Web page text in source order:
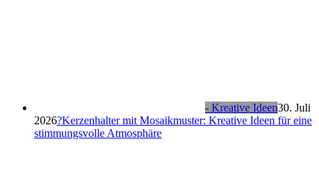
- Kreative Ideen30. Juli
2026?Kerzenhalter mit Mosaikmuster: Kreative Ideen für eine
stimmungsvolle Atmosphäre